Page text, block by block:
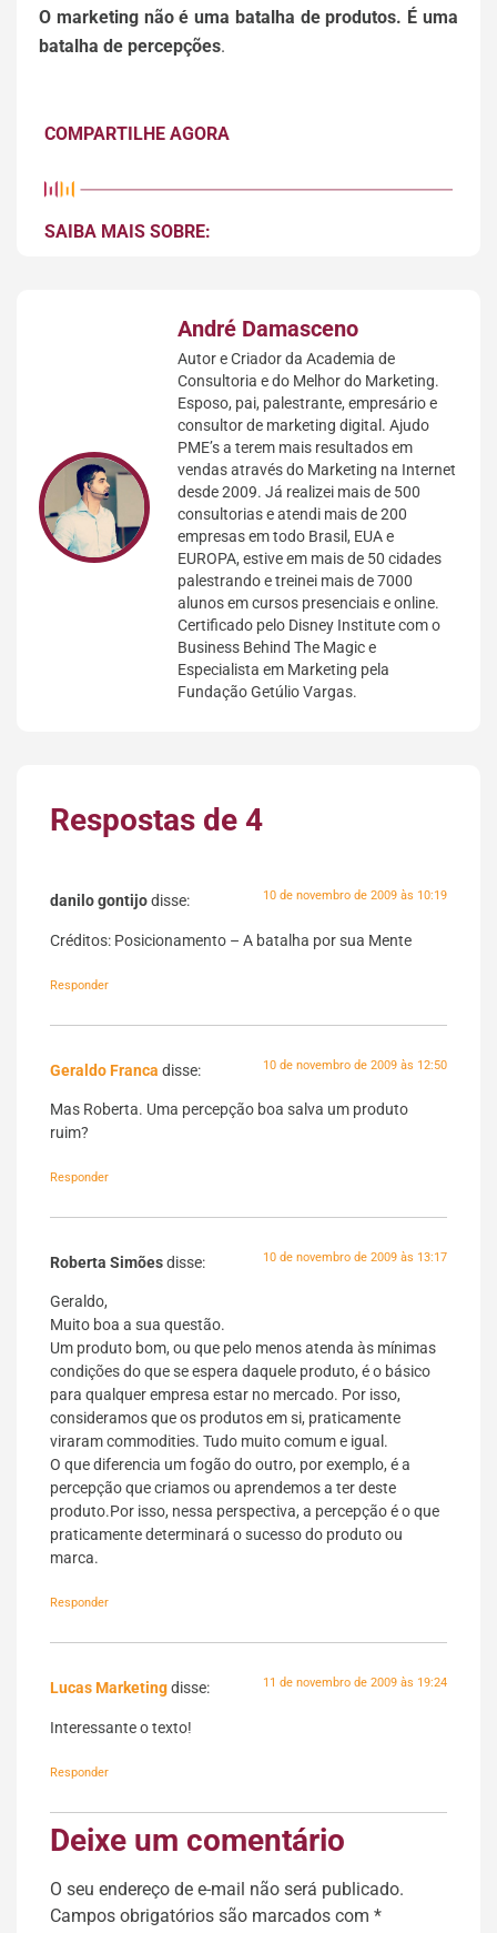
O marketing não é uma batalha de produtos. É uma
batalha de percepções.
COMPARTILHE AGORA
SAIBA MAIS SOBRE:
André Damasceno
Autor e Criador da Academia de
Consultoria e do Melhor do Marketing.
Esposo, pai, palestrante, empresário e
consultor de marketing digital. Ajudo
PME’s a terem mais resultados em
vendas através do Marketing na Internet
desde 2009. Já realizei mais de 500
consultorias e atendi mais de 200
empresas em todo Brasil, EUA e
EUROPA, estive em mais de 50 cidades
palestrando e treinei mais de 7000
alunos em cursos presenciais e online.
Certificado pelo Disney Institute com o
Business Behind The Magic e
Especialista em Marketing pela
Fundação Getúlio Vargas.
Respostas de 4
danilo gontijodisse: 10 de novembro de 2009 às 10:19
Créditos: Posicionamento – A batalha por sua Mente
Responder
Geraldo Franca disse: 10 de novembro de 2009 às 12:50
Mas Roberta. Uma percepção boa salva um produto
ruim?
Responder
Roberta Simõesdisse: 10 de novembro de 2009 às 13:17
Geraldo,
Muito boa a sua questão.
Um produto bom, ou que pelo menos atenda às mínimas
condições do que se espera daquele produto, é o básico
para qualquer empresa estar no mercado. Por isso,
consideramos que os produtos em si, praticamente
viraram commodities. Tudo muito comum e igual.
O que diferencia um fogão do outro, por exemplo, é a
percepção que criamos ou aprendemos a ter deste
produto.Por isso, nessa perspectiva, a percepção é o que
praticamente determinará o sucesso do produto ou
marca.
Responder
Lucas Marketingdisse: 11 de novembro de 2009 às 19:24
Interessante o texto!
Responder
Deixe um comentário
O seu endereço de e-mail não será publicado.
Campos obrigatórios são marcados com *